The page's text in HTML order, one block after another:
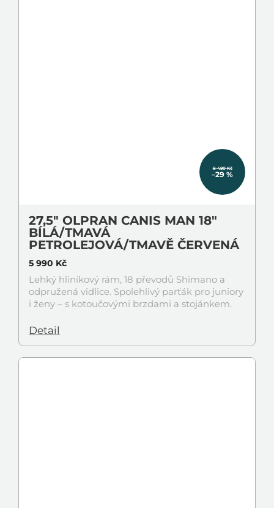
8 490 Kč
–29 %
27,5" OLPRAN CANIS MAN 18"
BÍLÁ/TMAVÁ
PETROLEJOVÁ/TMAVĚ ČERVENÁ
5 990 Kč
Detail
Lehký hliníkový rám, 18 převodů Shimano a
odpružená vidlice. Spolehlivý parťák pro juniory
i ženy – s kotoučovými brzdami a stojánkem.